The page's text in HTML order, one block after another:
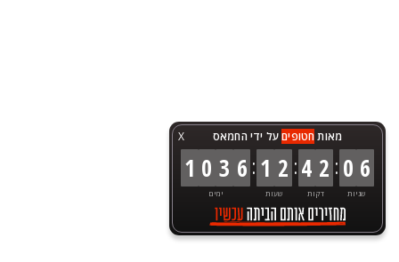
X מאותחטופיםעל ידי החמאס
1 0 3 6
ימים
: 1 2
שעות
:4 2
דקות
: 0 6
שניות